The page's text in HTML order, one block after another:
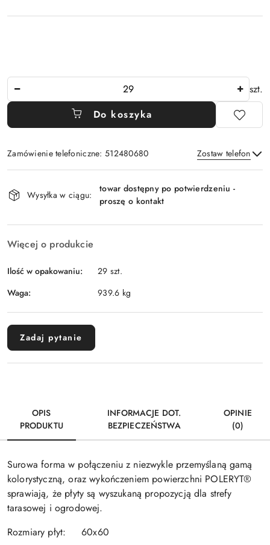
szt.
Do koszyka
Zamówienie telefoniczne: 512480680 Zostaw telefon
Wyślij
i
Wysyłka w ciągu:
towar dostępny po potwierdzeniu -
proszę o kontakt
Więcej o produkcie
Ilość w opakowaniu:
29 szt.
Waga:
939.6 kg
Zadaj pytanie
OPIS
PRODUKTU
INFORMACJE DOT.
BEZPIECZEŃSTWA
OPINIE
(0)
Surowa forma w połączeniu z niezwykle przemyślaną gamą
kolorystyczną, oraz wykończeniem powierzchni POLERYT®
sprawiają, że płyty są wyszukaną propozycją dla strefy
tarasowej i ogrodowej.
Rozmiary płyt: 60x60